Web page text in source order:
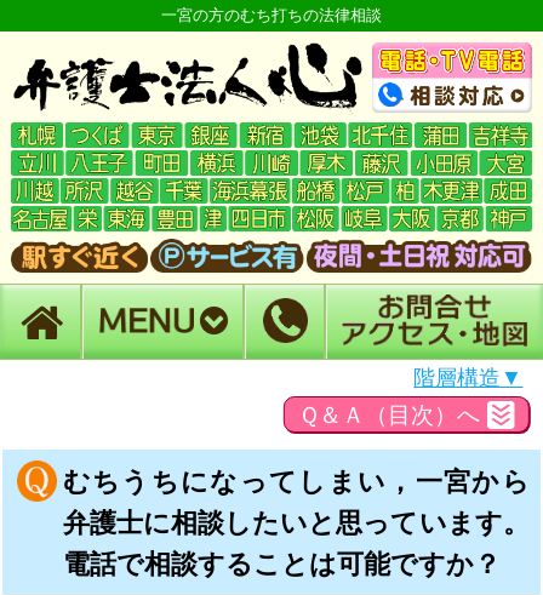
一宮の方のむち打ちの法律相談
階層構造▼
Ｑ＆Ａ（目次）へ
むちうちになってしまい，一宮から
弁護士に相談したいと思っています。
電話で相談することは可能ですか？